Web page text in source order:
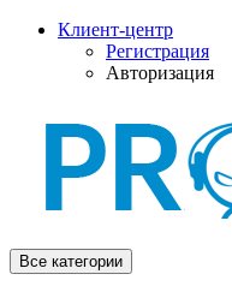
Клиент-центр
Регистрация
Авторизация
Все категории